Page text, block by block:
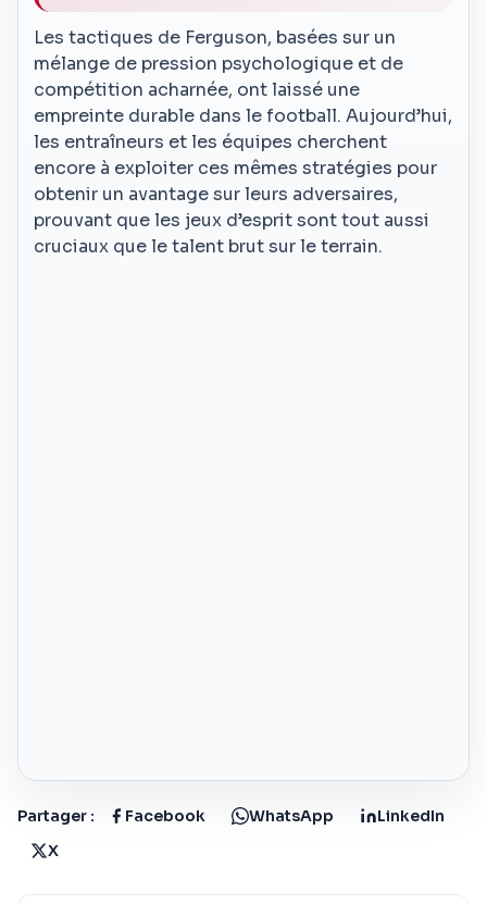
Les tactiques de Ferguson, basées sur un
mélange de pression psychologique et de
compétition acharnée, ont laissé une
empreinte durable dans le football. Aujourd’hui,
les entraîneurs et les équipes cherchent
encore à exploiter ces mêmes stratégies pour
obtenir un avantage sur leurs adversaires,
prouvant que les jeux d’esprit sont tout aussi
cruciaux que le talent brut sur le terrain.
Partager : Facebook WhatsApp
LinkedIn
X